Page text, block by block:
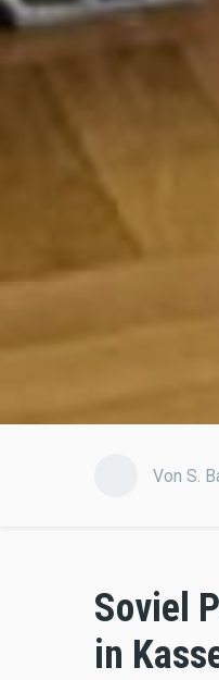
Von S.
Soviel
in